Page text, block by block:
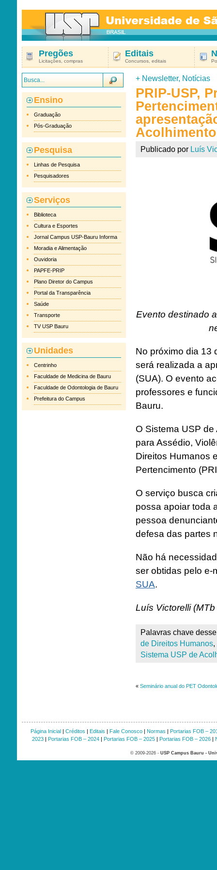
Pregões
Licitações, compras
Editais
Concursos, editais
Ensino
Graduação
Pós-Graduação
Pesquisa
Linhas de Pesquisa
Pesquisadores
Serviços
Biblioteca
Cultura e Esportes
Jornal Campus USP-Bauru Informa
Moradia e Alimentação
Ouvidoria
PAPFE-PRIP
Plano Diretor do Campus
Portal da Transparência
Saúde
Transporte
TV USP Bauru
Unidades
Centrinho
Faculdade de Medicina de Bauru
Faculdade de Odontologia de Bauru
Prefeitura do Campus
+ Newsletter, Notícias
PRIP-USP,
Acolhimento
Publicado por Luís
Evento destinado
No próximo dia 13
será realizada a
(SUA). O evento
professores e
Bauru.
O Sistema USP
para Assédio,
Direitos Humanos
Pertencimento
O serviço busca
possa apoiar toda
pessoa
defesa das partes
Não há
ser obtidas pelo e-
SUA.
Luís Victorelli
Palavras chave
de Direitos Humanos,
Sistema USP de
« Seminário anual do PET
Página Inicial| Créditos | Editais | Fale Conosco| Normas | Portarias FOB –
2023| Portarias FOB – 2024| Portarias FOB – 2025| Portarias FOB – 2026|
© 2009-2026 - USP Campus Bauru -